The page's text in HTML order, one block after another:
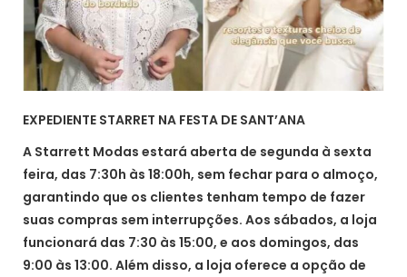
EXPEDIENTE STARRET NA FESTA DE SANT’ANA
A Starrett Modas estará aberta de segunda à sexta
feira, das 7:30h às 18:00h, sem fechar para o almoço,
garantindo que os clientes tenham tempo de fazer
suas compras sem interrupções. Aos sábados, a loja
funcionará das 7:30 às 15:00, e aos domingos, das
9:00 às 13:00. Além disso, a loja oferece a opção de